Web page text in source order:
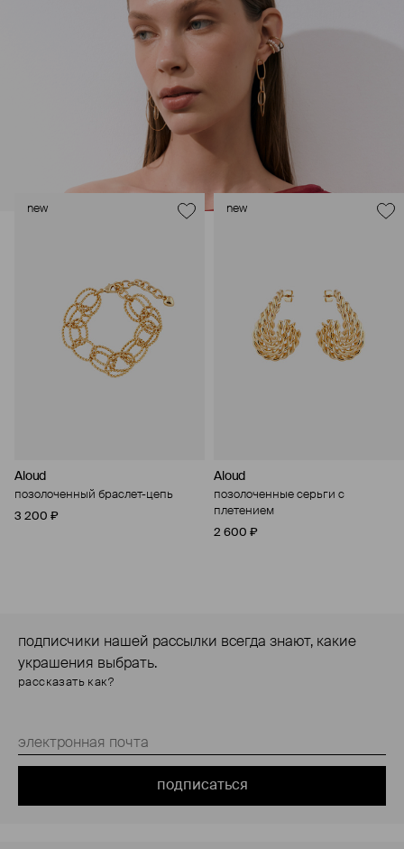
голос и транслировать его через украшения.
new
Aloud
позолоченный браслет-цепь
3 200 ₽
new
Aloud
позолоченные серьги с
плетением
2 600 ₽
подписчики нашей рассылки всегда знают, какие
украшения выбрать.
рассказать как?
подписаться